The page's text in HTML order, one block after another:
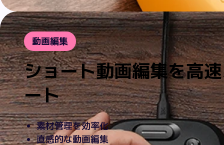
動画編集
ショート動画編集を高
ート
素材管理を効率化
直感的な動画編集